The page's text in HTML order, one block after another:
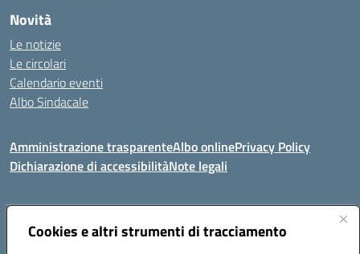
Cookies e altri strumenti di tracciamento
Novità
Le notizie
Le circolari
Calendario eventi
Albo Sindacale
Amministrazione trasparenteAlbo onlinePrivacy Policy
Dichiarazione di accessibilitàNote legali
Indirizzo:Via Felice Cavallotti, 15 -84020 - Oliveto Citra